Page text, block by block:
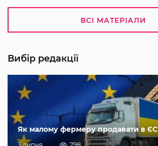
ВСІ МАТЕРІАЛИ
Вибір редакції
Як малому фермеру продавати в ЄС